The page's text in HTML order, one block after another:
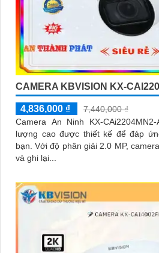
CAMERA KBVISION KX-
4,836,000 ₫
7,440,000 ₫
Camera An Ninh KX-
lượng cao được thiết kế để đáp
bạn. Với độ phân giải 2.0 MP, camera này cho phép bạn xem
và ghi lại...